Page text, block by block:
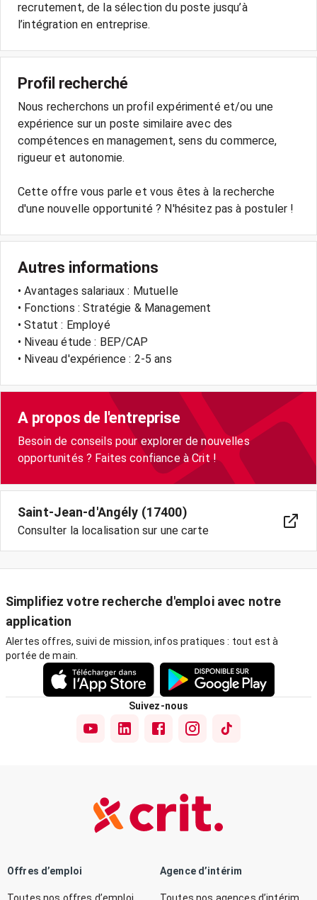
recrutement, de la sélection du poste jusqu’à
l’intégration en entreprise.
Profil recherché
Nous recherchons un profil expérimenté et/ou une
expérience sur un poste similaire avec des
compétences en management, sens du commerce,
rigueur et autonomie.
Cette offre vous parle et vous êtes à la recherche
d'une nouvelle opportunité ? N'hésitez pas à postuler !
Autres informations
• Avantages salariaux : Mutuelle
• Fonctions : Stratégie & Management
• Statut : Employé
• Niveau étude : BEP/CAP
• Niveau d'expérience : 2-5 ans
A propos de l'entreprise
Besoin de conseils pour explorer de nouvelles
opportunités ? Faites confiance à Crit !
Saint-Jean-d'Angély (17400)
Consulter la localisation sur une carte
Simplifiez votre recherche d'emploi avec notre
application
Alertes offres, suivi de mission, infos pratiques : tout est à
portée de main.
Suivez-nous
Offres d’emploi Agence d’intérim